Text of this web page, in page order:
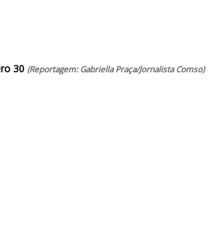
30 (Reportagem: Gabriella Praça/Jornalista Comso)